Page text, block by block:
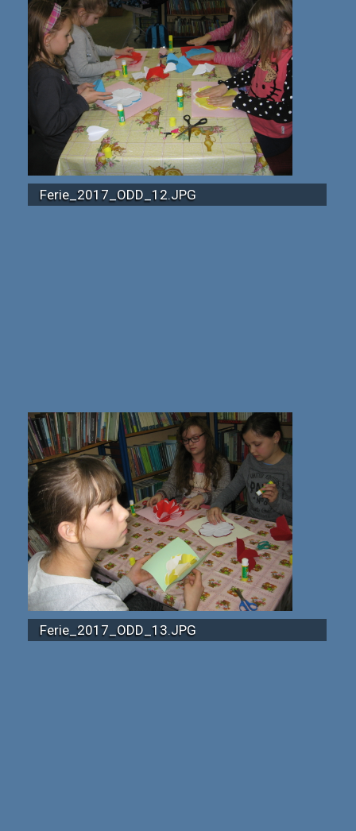
Ferie_2017_ODD_12.JPG
Ferie_2017_ODD_13.JPG